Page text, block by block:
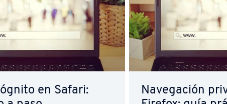
en Safari:
Na­ve­ga­ción